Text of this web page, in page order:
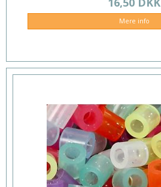
Mere info